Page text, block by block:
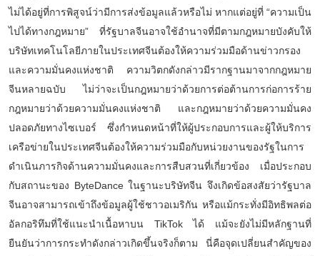
ไม่ได้อยู่ที่การพิสูจน์ว่ามีการส่งข้อมูลแล้วหรือไม่ หากแต่อยู่ที่ “ความเป็น
ไปได้ทางกฎหมาย” ที่รัฐบาลจีนอาจใช้อำนาจที่มีตามกฎหมายบังคับให้
บริษัทเทคโนโลยีภายในประเทศจีนต้องให้ความร่วมมือด้านข่าวกรอง
และความมั่นคงแห่งชาติ ความวิตกดังกล่าวมีรากฐานมาจากกฎหมาย
จีนหลายฉบับ ไม่ว่าจะเป็นกฎหมายว่าด้วยการต่อต้านการก่อการร้าย
กฎหมายว่าด้วยความมั่นคงแห่งชาติ และกฎหมายว่าด้วยความมั่นคง
ปลอดภัยทางไซเบอร์ ซึ่งกำหนดหน้าที่ให้ผู้ประกอบการและผู้ให้บริการ
เครือข่ายในประเทศจีนต้องให้ความร่วมมือกับหน่วยงานของรัฐในการ
ดำเนินภารกิจด้านความมั่นคงและการสืบสวนที่เกี่ยวข้อง เมื่อประกอบ
กับสถานะของ ByteDance ในฐานะบริษัทจีน จึงเกิดข้อสงสัยว่ารัฐบาล
จีนอาจสามารถเข้าถึงข้อมูลผู้ใช้ชาวอเมริกัน หรือแม้กระทั่งมีอิทธิพลต่อ
อัลกอริทึมที่ใช้แนะนำเนื้อหาบน TikTok ได้ แม้จะยังไม่มีหลักฐานที่
ยืนยันว่าการกระทำดังกล่าวเกิดขึ้นจริงก็ตาม นี่คือจุดเปลี่ยนสำคัญของ